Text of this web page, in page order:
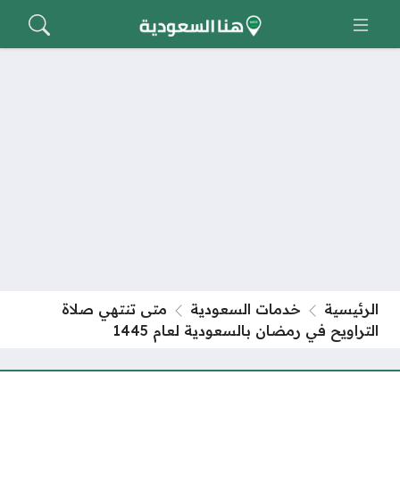
الرئيسية خدمات السعودية
متى تنتهي صلاة
التراويح في رمضان بالسعودية لعام 1445